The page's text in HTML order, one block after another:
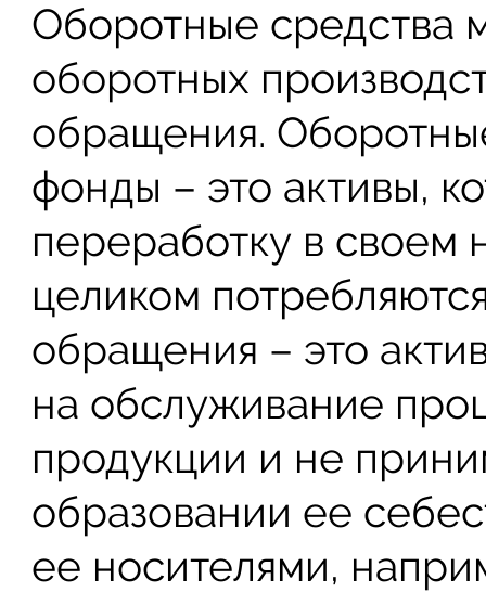
Оборотные средства
оборотных
обращения.
фонды – это активы,
переработку в своем
целиком
обращения – это
на обслуживание
продукции и не
образовании ее
ее носителями,